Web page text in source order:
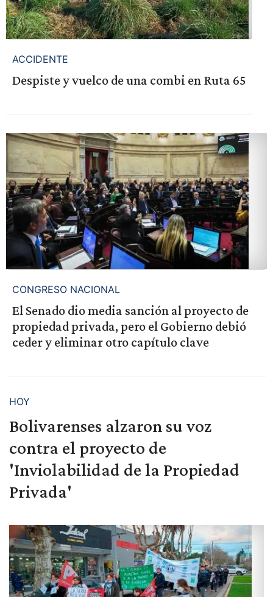
ACCIDENTE
Despiste y vuelco de una combi en Ruta 65
CONGRESO NACIONAL
El Senado dio media sanción al proyecto de
propiedad privada, pero el Gobierno debió
ceder y eliminar otro capítulo clave
HOY
Bolivarenses alzaron su voz
contra el proyecto de
'Inviolabilidad de la Propiedad
Privada'